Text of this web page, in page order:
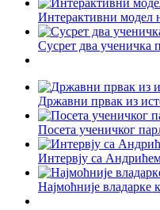
Интерактивни модел
Сусрет два ученичка
Државни првак из
Посета ученичког
Интервју са
Најмоћније владарке